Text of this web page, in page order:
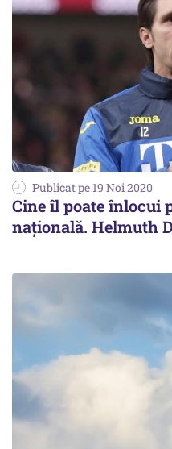
Publicat pe 19 Noi 2020
Cine îl poate înlocui
naţională. Helmuth